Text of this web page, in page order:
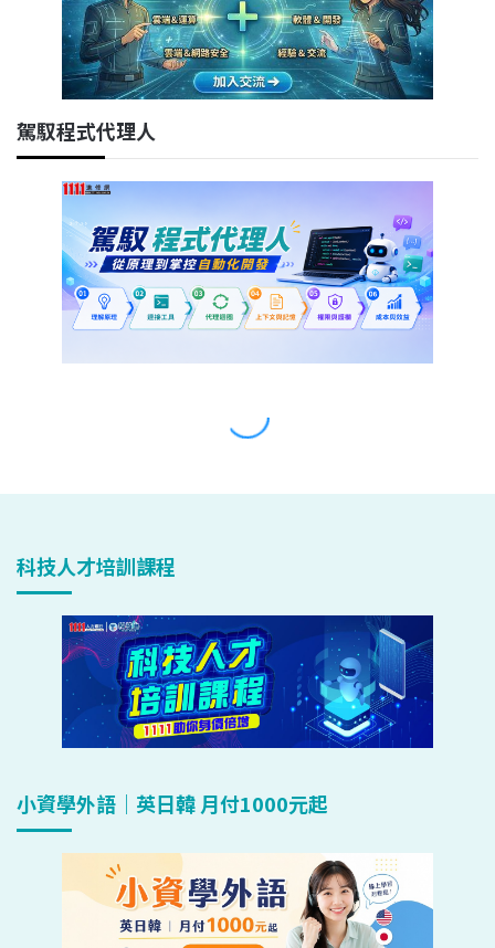
科技人才培訓課程
小資學外語｜英日韓 月付1000元起